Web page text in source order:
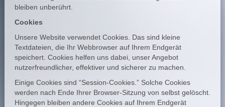
bleiben unberührt.
Cookies
Unsere Website verwendet Cookies. Das sind kleine
Textdateien, die Ihr Webbrowser auf Ihrem Endgerät
speichert. Cookies helfen uns dabei, unser Angebot
nutzerfreundlicher, effektiver und sicherer zu machen.
Einige Cookies sind “Session-Cookies.” Solche Cookies
werden nach Ende Ihrer Browser-Sitzung von selbst gelöscht.
Hingegen bleiben andere Cookies auf Ihrem Endgerät